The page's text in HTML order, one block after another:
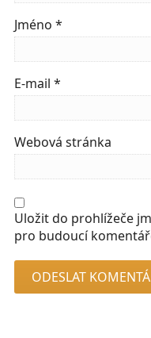
Jméno *
E-mail *
Webová stránka
Uložit do prohlížeče
pro budoucí